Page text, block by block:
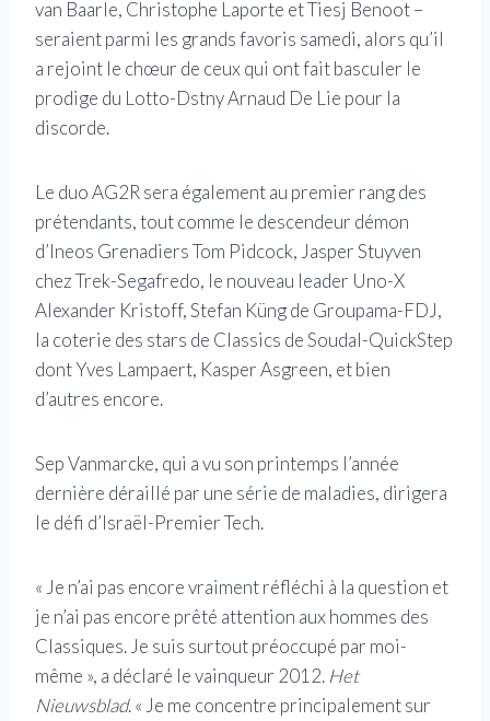
van Baarle, Christophe Laporte et Tiesj Benoot –
seraient parmi les grands favoris samedi, alors qu’il
a rejoint le chœur de ceux qui ont fait basculer le
prodige du Lotto-Dstny Arnaud De Lie pour la
discorde.
Le duo AG2R sera également au premier rang des
prétendants, tout comme le descendeur démon
d’Ineos Grenadiers Tom Pidcock, Jasper Stuyven
chez Trek-Segafredo, le nouveau leader Uno-X
Alexander Kristoff, Stefan Küng de Groupama-FDJ,
la coterie des stars de Classics de Soudal-QuickStep
dont Yves Lampaert, Kasper Asgreen, et bien
d’autres encore.
Sep Vanmarcke, qui a vu son printemps l’année
dernière déraillé par une série de maladies, dirigera
le défi d’Israël-Premier Tech.
« Je n’ai pas encore vraiment réfléchi à la question et
je n’ai pas encore prêté attention aux hommes des
Classiques. Je suis surtout préoccupé par moi-
même », a déclaré le vainqueur 2012. Het
Nieuwsblad. « Je me concentre principalement sur